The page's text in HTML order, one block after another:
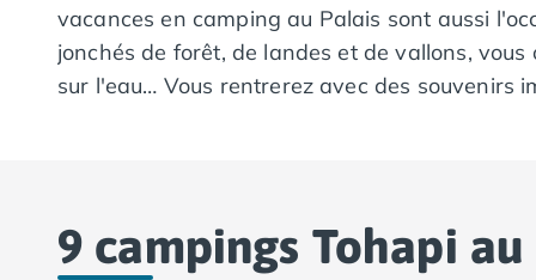
Camping Hendaye
Camping Saint Jean de Luz
Camping Basse-Normandie
Camping Calvados
Camping Ouistreham
Camping Manche
vacances en camping au Palais sont aussi
jonchés de forêt, de landes et de vallons,
sur l'eau… Vous rentrerez avec des souvenirs
9 campings Tohapi